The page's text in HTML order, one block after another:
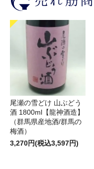
尾瀬の雪どけ 山ぶどう
酒 1800ml【龍神酒造】
（群馬県産地酒/群馬の
梅酒）
3,270円(税込3,597円)